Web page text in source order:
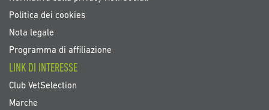
Politica dei cookies
Nota legale
Programma di affiliazione
LINK DI INTERESSE
Club VetSelection
Marche